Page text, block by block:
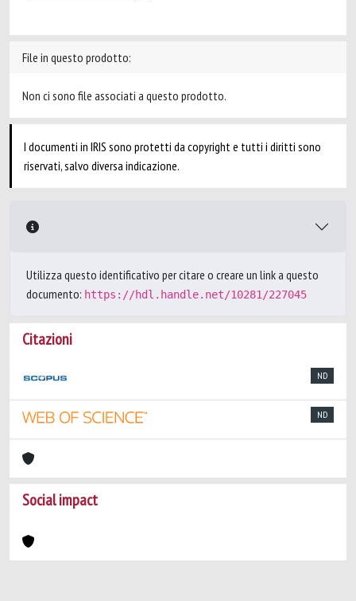
File in questo prodotto:
Non ci sono file associati a questo prodotto.
I documenti in IRIS sono protetti da copyright e tutti i diritti sono
riservati, salvo diversa indicazione.
Utilizza questo identificativo per citare o creare un link a questo
documento: https://hdl.handle.net/10281/227045
Citazioni
ND
ND
Social impact